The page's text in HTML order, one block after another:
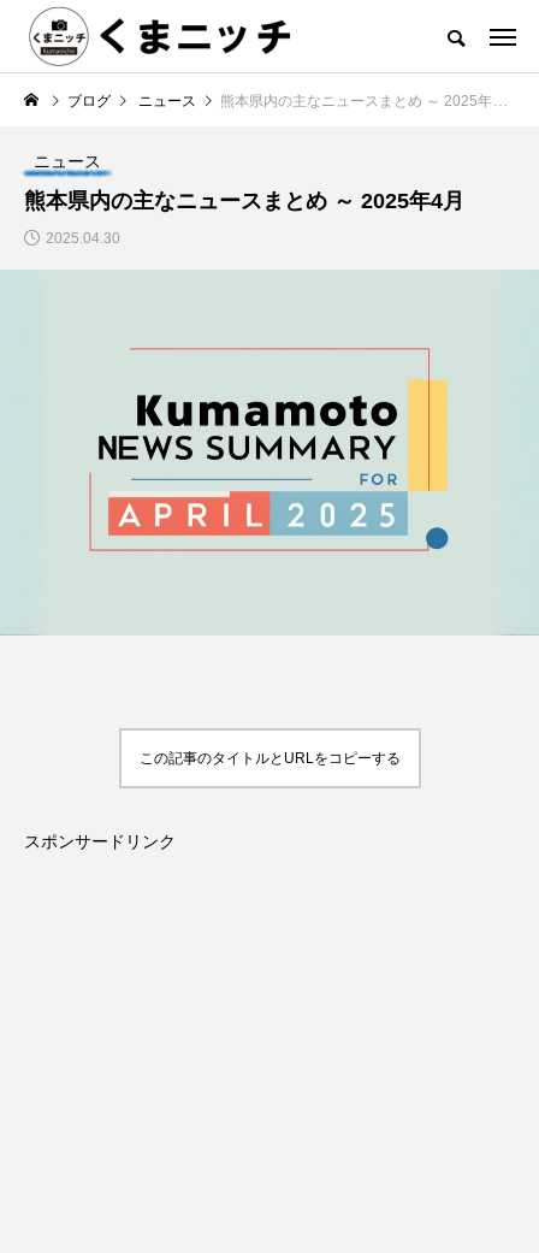
ブログ ニュース 熊本県内の主なニュースまとめ ～ 2025年4月
ニュース
熊本県内の主なニュースまとめ ～ 2025年4月
2025.04.30
この記事のタイトルとURLをコピーする
スポンサードリンク